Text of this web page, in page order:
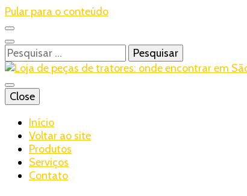
Pular para o conteúdo
Pesquisar
por:
Realtrac
Blog – Realtrac
Close
Início
Voltar ao site
Produtos
Serviços
Contato